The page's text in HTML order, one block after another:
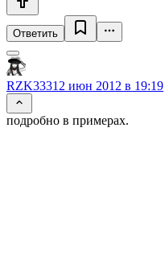
Ответить
RZK33312 июн 2012 в 19:19
подробно в примерах.